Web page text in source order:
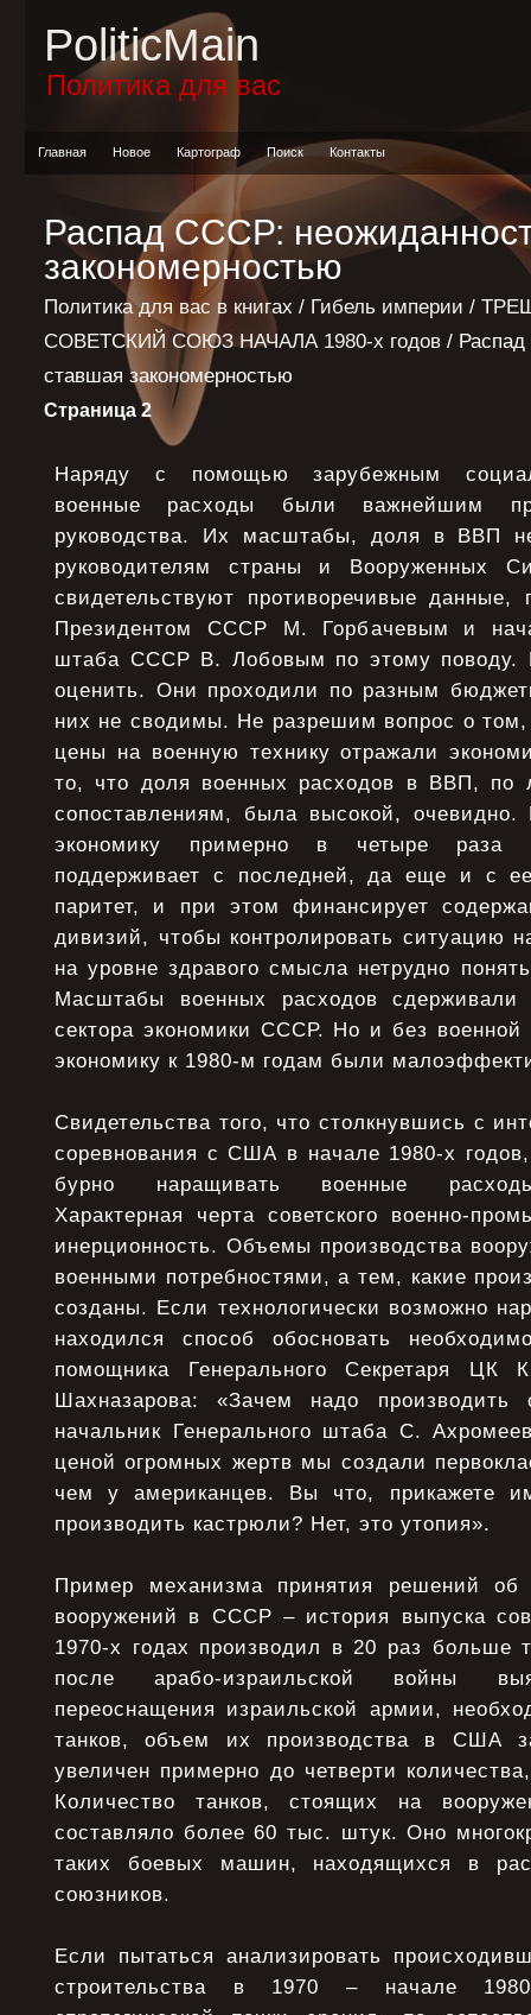
PoliticMain
Политика для вас
Главная Новое Картограф Поиск Контакты
Распад СССР:
закономерностью
Политика для вас в книгах / Гибель империи /
СОВЕТСКИЙ СОЮЗ НАЧАЛА 1980-х годов /
ставшая закономерностью
Страница 2
Наряду с помощью зарубежным
военные расходы были важнейшим
руководства. Их масштабы, доля в ВВП
руководителям страны и Вооруженных
свидетельствуют противоречивые
Президентом СССР М. Горбачевым и
штаба СССР В. Лобовым по этому поводу.
оценить. Они проходили по разным
них не сводимы. Не разрешим вопрос о том,
цены на военную технику отражали
то, что доля военных расходов в ВВП,
сопоставлениям, была высокой,
экономику примерно в четыре
поддерживает с последней, да еще и с
паритет, и при этом финансирует
дивизий, чтобы контролировать ситуацию
на уровне здравого смысла нетрудно
Масштабы военных расходов сдерживали
сектора экономики СССР. Но и без военной
экономику к 1980-м годам были
Свидетельства того, что столкнувшись с
соревнования с США в начале 1980-х
бурно наращивать военные
Характерная черта советского военно-
инерционность. Объемы производства
военными потребностями, а тем, какие
созданы. Если технологически возможно
находился способ обосновать
помощника Генерального Секретаря
Шахназарова: «Зачем надо производить
начальник Генерального штаба С.
ценой огромных жертв мы создали
чем у американцев. Вы что, прикажете
производить кастрюли? Нет, это утопия».
Пример механизма принятия решений об
вооружений в СССР – история выпуска
1970-х годах производил в 20 раз больше
после арабо-израильской войны
переоснащения израильской армии,
танков, объем их производства в США
увеличен примерно до четверти
Количество танков, стоящих на
составляло более 60 тыс. штук. Оно
таких боевых машин, находящихся в
союзников.
Если пытаться анализировать
строительства в 1970 – начале